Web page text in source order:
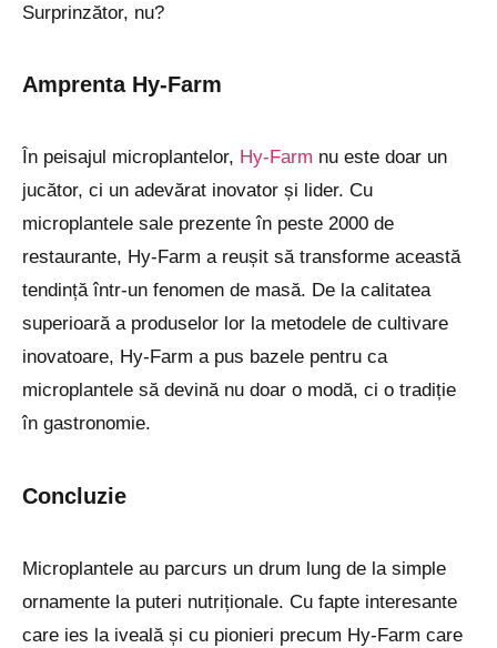
Surprinzător, nu?
Amprenta Hy-Farm
În peisajul microplantelor, Hy-Farm nu este doar un
jucător, ci un adevărat inovator și lider. Cu
microplantele sale prezente în peste 2000 de
restaurante, Hy-Farm a reușit să transforme această
tendință într-un fenomen de masă. De la calitatea
superioară a produselor lor la metodele de cultivare
inovatoare, Hy-Farm a pus bazele pentru ca
microplantele să devină nu doar o modă, ci o tradiție
în gastronomie.
Concluzie
Microplantele au parcurs un drum lung de la simple
ornamente la puteri nutriționale. Cu fapte interesante
care ies la iveală și cu pionieri precum Hy-Farm care